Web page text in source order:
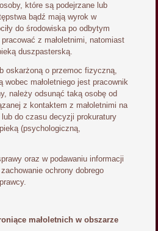
które są podejrzane lub
bądź mają wyrok w
do środowiska po odbytym
z małoletnimi, natomiast
duszpasterską.
oskarżoną o przemoc fizyczną,
wobec małoletniego jest pracownik
należy odsunąć taką osobę od
z kontaktem z małoletnimi na
do czasu decyzji prokuratury
(psychologiczną,
oraz w podawaniu informacji
ochrony dobrego
małoletnich w obszarze